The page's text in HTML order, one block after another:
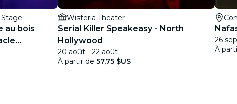
au bois
Wisteria Theater
Serial Killer Speakeasy - North
Hollywood
20 août - 22 août
À partir de 57,75 $US
26
À